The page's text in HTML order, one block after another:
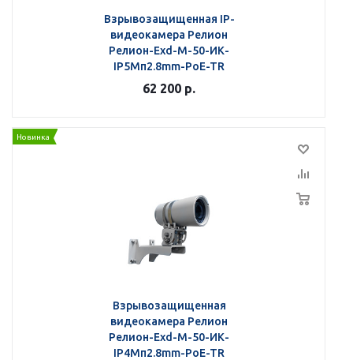
Взрывозащищенная IP-
видеокамера Релион
Релион-Exd-М-50-ИК-
IP5Мп2.8mm-PoE-TR
62 200 р.
Новинка
Взрывозащищенная
видеокамера Релион
Релион-Exd-М-50-ИК-
IP4Мп2.8mm-PoE-TR